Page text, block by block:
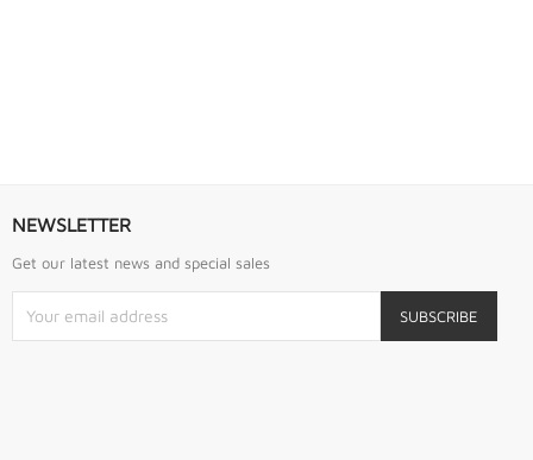
NEWSLETTER
Get our latest news and special sales